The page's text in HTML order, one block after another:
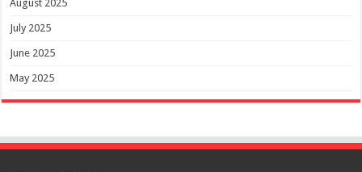
August 2025
July 2025
June 2025
May 2025